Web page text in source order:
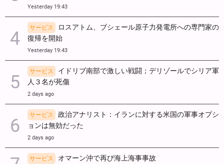
Yesterday 19:43
サービス
ロスアトム、ブシェール原子力発電所への専門家の
復帰を開始
Yesterday 19:43
サービス
イドリブ南部で激しい戦闘；デリゾールでシリア軍
人３名が死傷
2 days ago
サービス
政治アナリスト：イランに対する米国の軍事オプシ
ョンは無効だった
2 days ago
サービス オマーン沖で再び海上海事事故